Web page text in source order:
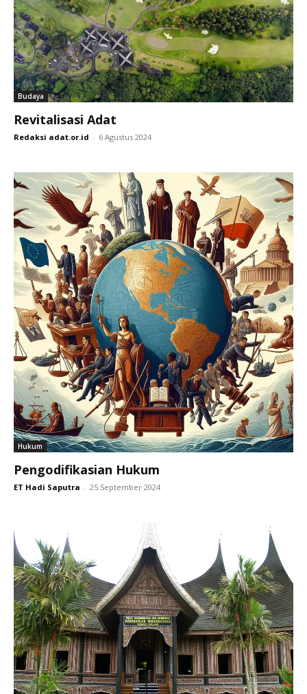
Budaya
Revitalisasi Adat
Redaksi adat.or.id - 6 Agustus 2024
Hukum
Pengodifikasian Hukum
ET Hadi Saputra - 25 September 2024